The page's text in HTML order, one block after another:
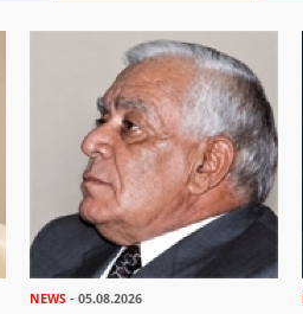
Commenter
NEWS - 05.08.2026